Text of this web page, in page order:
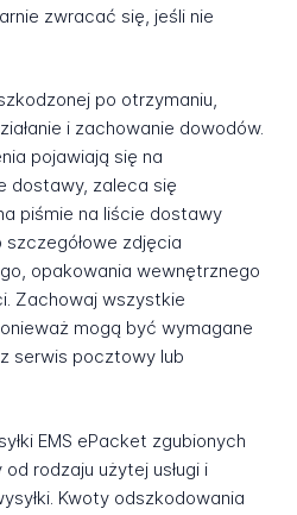
zwracać się, jeśli nie
po otrzymaniu,
i zachowanie dowodów.
pojawiają się na
dostawy, zaleca się
piśmie na liście dostawy
zdjęcia
opakowania wewnętrznego
Zachowaj wszystkie
mogą być wymagane
serwis pocztowy lub
EMS ePacket zgubionych
rodzaju użytej usługi i
Kwoty odszkodowania